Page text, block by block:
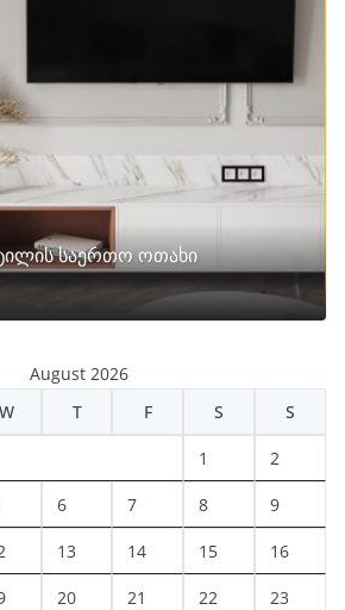
საერთო ოთახი
August 2026
W T F S S
1 2
6 7 8 9
13 14 15 16
20 21 22 23